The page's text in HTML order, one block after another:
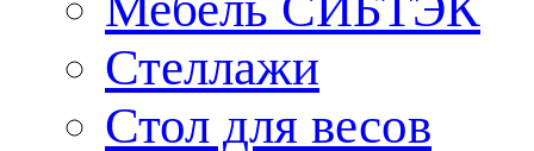
Стеллажи
Стол для весов